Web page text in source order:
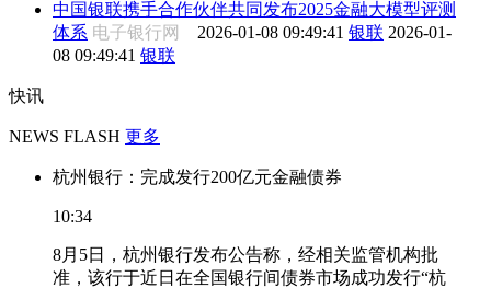
中国银联携手合作伙伴共同发布2025金融大模型评测
体系 电子银行网 2026-01-08 09:49:41 银联 2026-01-
08 09:49:41 银联
快讯
NEWS FLASH 更多
杭州银行：完成发行200亿元金融债券
10:34
8月5日，杭州银行发布公告称，经相关监管机构批
准，该行于近日在全国银行间债券市场成功发行“杭